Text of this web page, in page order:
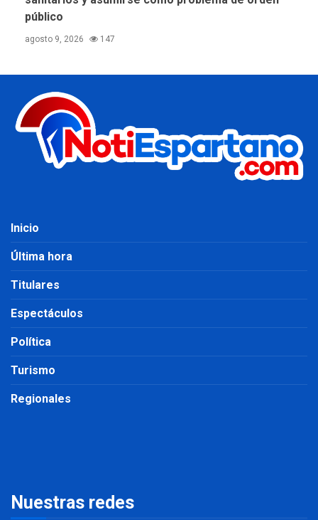
público
agosto 9, 2026 147
Inicio
Última hora
Titulares
Espectáculos
Política
Turismo
Regionales
Nuestras redes